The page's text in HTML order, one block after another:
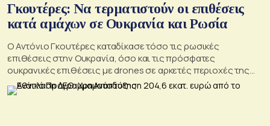
Γκουτέρες: Να τερματιστούν οι επιθέσεις
κατά αμάχων σε Ουκρανία και Ρωσία
Ο Αντόνιο Γκουτέρες καταδίκασε τόσο τις ρωσικές
επιθέσεις στην Ουκρανία, όσο και τις πρόσφατες
ουκρανικές επιθέσεις με drones σε αρκετές περιοχές της
Ρωσίας, οι οποίες προκάλεσαν απώλειες μεταξύ αμάχων και
ζημιές σε μη στρατιωτικές υποδομές.